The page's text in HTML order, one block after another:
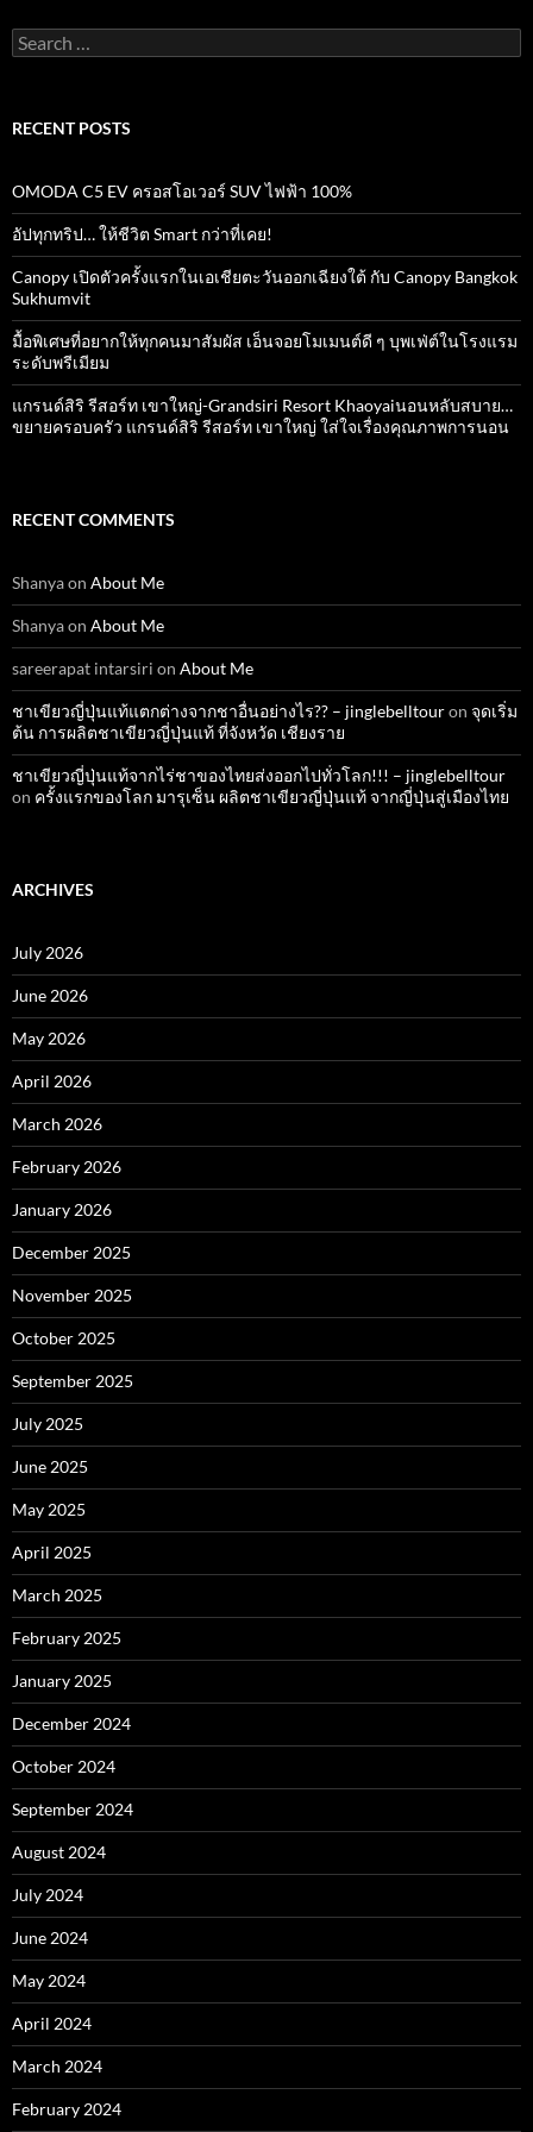
Search
for:
RECENT POSTS
OMODA C5 EV ครอสโอเวอร์ SUV ไฟฟ้า 100%
อัปทุกทริป… ให้ชีวิต Smart กว่าที่เคย!
Canopy เปิดตัวครั้งแรกในเอเชียตะวันออกเฉียงใต้ กับ Canopy Bangkok
Sukhumvit
มื้อพิเศษที่อยากให้ทุกคนมาสัมผัส เอ็นจอยโมเมนต์ดี ๆ บุพเฟ่ต์ในโรงแรม
ระดับพรีเมียม
แกรนด์สิริ​ รีสอร์ท​ เขาใหญ่​-Grandsiri​ Resort​ Khaoyaiนอนหลับสบาย…
ขยายครอบครัว แกรนด์สิริ รีสอร์ท เขาใหญ่ ใส่ใจเรื่องคุณภาพการนอน
RECENT COMMENTS
Shanyaon About Me
Shanyaon About Me
sareerapat intarsiri on About Me
ชาเขียวญี่ปุ่นแท้แตกต่างจากชาอื่นอย่างไร?? – jinglebelltouron จุดเริ่ม
ต้น การผลิตชาเขียวญี่ปุ่นแท้ ที่จังหวัด เชียงราย
ชาเขียวญี่ปุ่นแท้จากไร่ชาของไทยส่งออกไปทั่วโลก!!! – jinglebelltour
on ครั้งแรกของโลก มารุเซ็น ผลิตชาเขียวญี่ปุ่นแท้ จากญี่ปุ่นสู่เมืองไทย
ARCHIVES
July 2026
June 2026
May 2026
April 2026
March 2026
February 2026
January 2026
December 2025
November 2025
October 2025
September 2025
July 2025
June 2025
May 2025
April 2025
March 2025
February 2025
January 2025
December 2024
October 2024
September 2024
August 2024
July 2024
June 2024
May 2024
April 2024
March 2024
February 2024